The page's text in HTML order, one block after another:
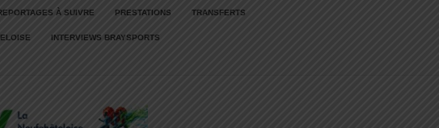
À SUIVRE PRESTATIONS TRANSFERTS
INTERVIEWS BRAYSPORTS